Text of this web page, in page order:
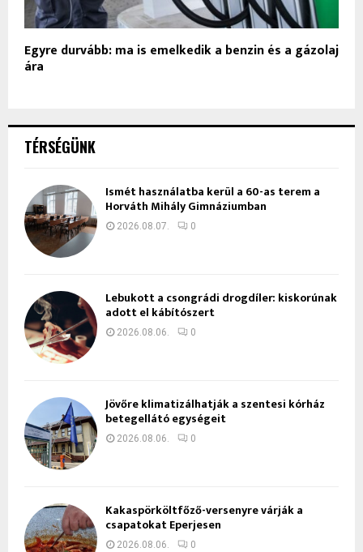
Egyre durvább: ma is emelkedik a benzin és a gázolaj
ára
TÉRSÉGÜNK
Ismét használatba kerül a 60-as terem a
Horváth Mihály Gimnáziumban
2026.08.07. 0
Lebukott a csongrádi drogdíler: kiskorúnak
adott el kábítószert
2026.08.06. 0
Jövőre klimatizálhatják a szentesi kórház
betegellátó egységeit
2026.08.06. 0
Kakaspörköltfőző-versenyre várják a
csapatokat Eperjesen
2026.08.06. 0